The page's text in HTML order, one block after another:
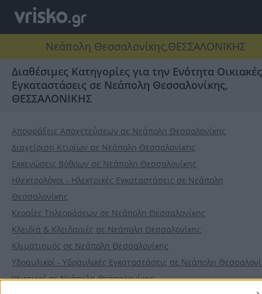
Νεάπολη Θεσσαλονίκης,ΘΕΣΣΑΛΟΝΙΚΗΣ
Διαθέσιμες Κατηγορίες για την Ενότητα Οικιακές
Εγκαταστάσεις σε Νεάπολη Θεσσαλονίκης,
ΘΕΣΣΑΛΟΝΙΚΗΣ
Αποφράξεις Αποχετεύσεων σε Νεάπολη Θεσσαλονίκης
Διαχείριση Κτιρίων σε Νεάπολη Θεσσαλονίκης
Εκκενώσεις Βόθρων σε Νεάπολη Θεσσαλονίκης
Ηλεκτρολόγοι - Ηλεκτρικές Εγκαταστάσεις σε Νεάπολη
Θεσσαλονίκης
Κεραίες Τηλεοράσεων σε Νεάπολη Θεσσαλονίκης
Κλειδιά & Κλειδαριές σε Νεάπολη Θεσσαλονίκης
Κλιματισμός σε Νεάπολη Θεσσαλονίκης
Υδραυλικοί - Υδραυλικές Εγκαταστάσεις σε Νεάπολη
Ψυκτικοί σε Νεάπολη Θεσσαλονίκης